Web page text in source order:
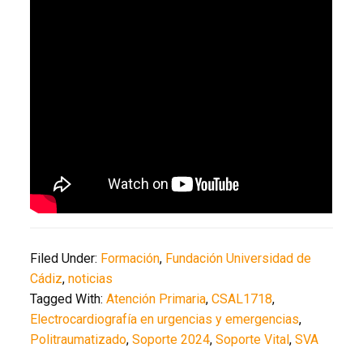
Filed Under: Formación, Fundación Universidad de
Cádiz,noticias
Tagged With:Atención Primaria,CSAL1718,
Electrocardiografía en urgencias y emergencias,
Politraumatizado,Soporte 2024,Soporte Vital,SVA